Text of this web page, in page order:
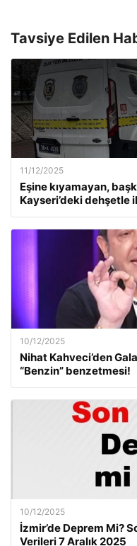
Tavsiye Edilen
11/12/2025
Eşine kıyamayan,
Kayseri’deki dehşetle
10/12/2025
Nihat Kahveci’den
“Benzin” benzetmesi!
10/12/2025
İzmir’de Deprem Mi?
Verileri 7 Aralık 2025